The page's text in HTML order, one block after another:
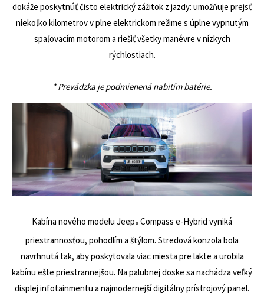
dokáže poskytnúť čisto elektrický zážitok z jazdy: umožňuje prejsť
niekoľko kilometrov v plne elektrickom režime s úplne vypnutým
spaľovacím motorom a riešiť všetky manévre v nízkych
rýchlostiach.
* Prevádzka je podmienená nabitím batérie.
Kabína nového modelu Jeep® Compass e-Hybrid vyniká
priestrannosťou, pohodlím a štýlom. Stredová konzola bola
navrhnutá tak, aby poskytovala viac miesta pre lakte a urobila
kabínu ešte priestrannejšou. Na palubnej doske sa nachádza veľký
displej infotainmentu a najmodernejší digitálny prístrojový panel.